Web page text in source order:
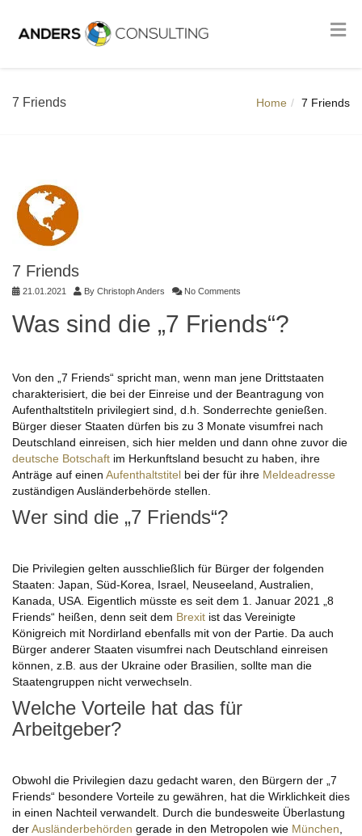
7 Friends Home 7 Friends
7 Friends
21.01.2021 By Christoph Anders No Comments
Was sind die „7 Friends“?
Von den „7 Friends“ spricht man, wenn man jene Drittstaaten
charakterisiert, die bei der Einreise und der Beantragung von
Aufenthaltstiteln privilegiert sind, d.h. Sonderrechte genießen.
Bürger dieser Staaten dürfen bis zu 3 Monate visumfrei nach
Deutschland einreisen, sich hier melden und dann ohne zuvor die
deutsche Botschaft im Herkunftsland besucht zu haben, ihre
Anträge auf einen Aufenthaltstitel bei der für ihre Meldeadresse
zuständigen Ausländerbehörde stellen.
Wer sind die „7 Friends“?
Die Privilegien gelten ausschließlich für Bürger der folgenden
Staaten: Japan, Süd-Korea, Israel, Neuseeland, Australien,
Kanada, USA. Eigentlich müsste es seit dem 1. Januar 2021 „8
Friends“ heißen, denn seit dem Brexit ist das Vereinigte
Königreich mit Nordirland ebenfalls mit von der Partie. Da auch
Bürger anderer Staaten visumfrei nach Deutschland einreisen
können, z.B. aus der Ukraine oder Brasilien, sollte man die
Staatengruppen nicht verwechseln.
Welche Vorteile hat das für
Arbeitgeber?
Obwohl die Privilegien dazu gedacht waren, den Bürgern der „7
Friends“ besondere Vorteile zu gewähren, hat die Wirklichkeit dies
in einen Nachteil verwandelt. Durch die bundesweite Überlastung
derAusländerbehörden gerade in den Metropolen wie München